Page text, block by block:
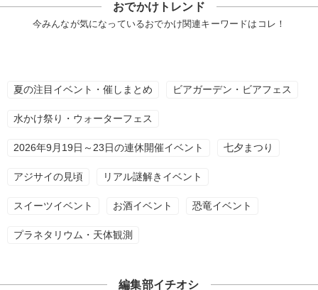
おでかけトレンド
今みんなが気になっているおでかけ関連キーワードはコレ！
夏の注目イベント・催しまとめ ビアガーデン・ビアフェス
水かけ祭り・ウォーターフェス
2026年9月19日～23日の連休開催イベント 七夕まつり
アジサイの見頃 リアル謎解きイベント
スイーツイベント お酒イベント 恐竜イベント
プラネタリウム・天体観測
編集部イチオシ